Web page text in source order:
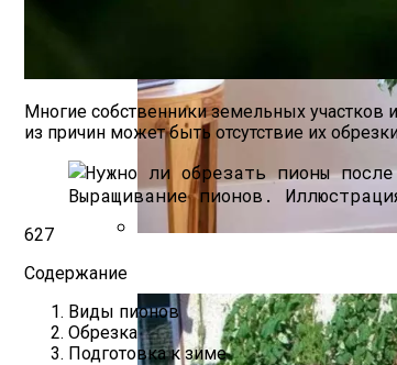
Многие собственники земельных
из причин может быть отсутствие их
Выращивание пионов.
627
Содержание
Виды пионов
Обрезка
Подготовка к зиме